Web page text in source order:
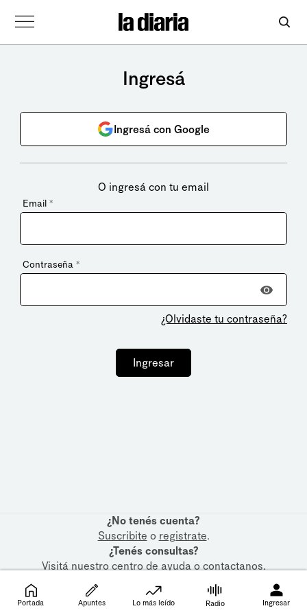
Ingresá
Ingresá con Google
O ingresá con tu email
Email *
Contraseña *
¿Olvidaste tu contraseña?
Ingresar
¿No tenés cuenta?
Suscribite o registrate.
¿Tenés consultas?
Visitá nuestrocentro de ayudaocontactanos.
Portada Apuntes Lo más leído Radio Ingresar